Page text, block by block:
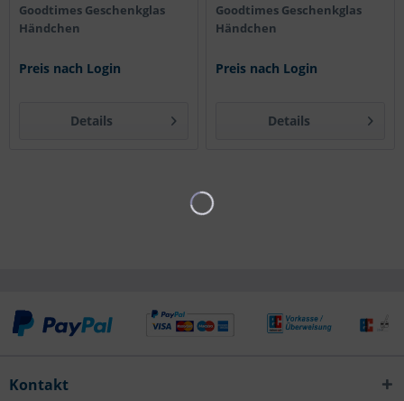
Goodtimes Geschenkglas
Händchen
Preis nach Login
Details
Goodtimes Geschenkglas
Händchen
Preis nach Login
Details
Kontakt